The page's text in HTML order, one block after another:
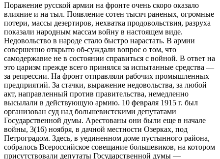
Поражение русской армии на фронте очень скоро оказало
влияние и на тыл. Появление сотен тысяч раненых, огромные
потери, массы дезертиров, нехватка продовольствия, разруха
показали народным массам войну в настоящем виде.
Недовольство в народе стало быстро нарастать. В армии
совершенно открыто об-суждали вопрос о том, что
самодержавие не в состоянии справиться с войной. В ответ на
это царизм прежде всего принялся за испытанные средства —
за репрессии. На фронт отправляли рабочих промышленных
предприятий. За стачки, выражение недовольства, за любой
акт, направленный против правительства, немедленно
высылали в действующую армию. 10 февраля 1915 г. был
организован суд над большевистскими депутатами
Государственной думы. Арестованы они были еще в начале
войны, 3(16) ноября, в дачной местности Озерках, под
Петроградом. Здесь, в уединенном доме пустынного района,
собралось Всероссийское совещание большевиков, на котором
присутствовали депутаты Государственной думы —